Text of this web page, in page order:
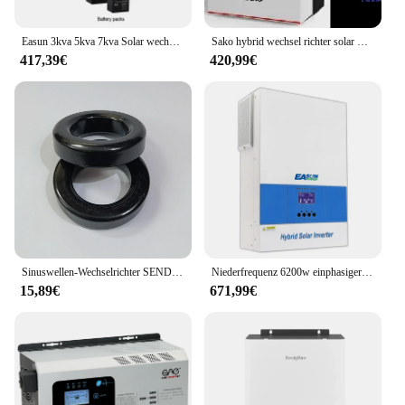
417,39€ 420,99€
15,89€
Niederfrequenz 6200w einphasiger Hybrid-Solar wechsel richter reine Sinus welle 220VAC 48VDC 6,2 kW netz unabhängiger MPTT-Wechsel richter
671,99€